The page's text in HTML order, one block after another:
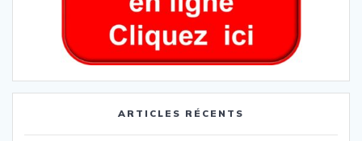
ARTICLES RÉCENTS